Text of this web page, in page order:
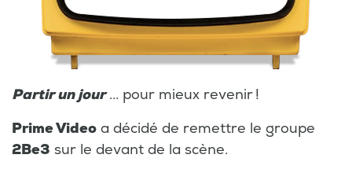
Partir un jour... pour mieux revenir !
Prime Video a décidé de remettre le groupe
2Be3 sur le devant de la scène.